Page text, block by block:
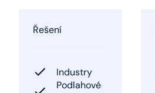
Řešení
Industry
Podlahové